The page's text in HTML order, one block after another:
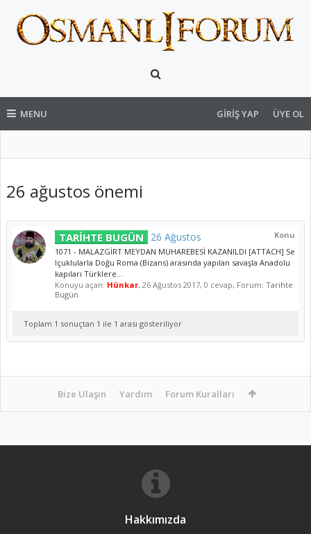
MENU GIRIŞ YAP ÜYE OL
26 ağustos önemi
Konu
TARİHTE BUGÜN 26 Ağustos
1071 - MALAZGİRT MEYDAN MUHAREBESİ KAZANILDI [ATTACH] Se
lçuklularla Doğu Roma (Bizans) arasında yapılan savaşla Anadolu
kapıları Türklere...
Konuyu açan: Hünkar, 26 Ağustos 2017, 0 cevap, Forum: Tarihte
Bugün
Toplam 1 sonuçtan 1 ile 1 arası gösteriliyor
Bize Ulaşın Yardım Forum Kuralları
Hakkımızda